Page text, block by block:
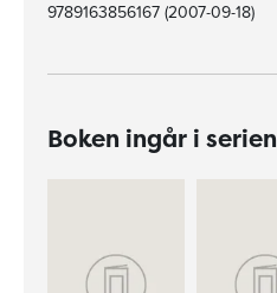
9789163856167 (2007-09-18)
Boken ingår i serien